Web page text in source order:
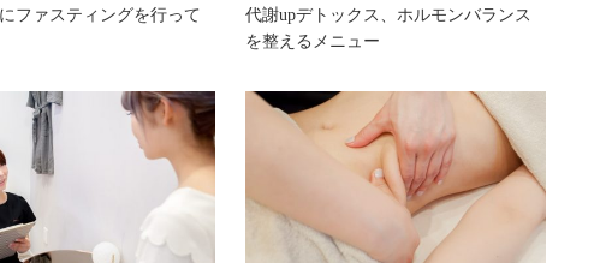
ファスティングを行って
代謝upデトックス、ホルモンバランス
を整えるメニュー